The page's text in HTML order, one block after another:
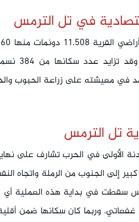
في تل الترمس
في معيشته على زراعة الحبوب
تل الترمس
الأولى في الحرب تشارف على
إلى الجنوب من الرملة واتجاه
غفعاتي. وربما كان سكانها ضمن